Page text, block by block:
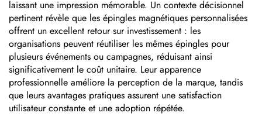
laissant une impression mémorable. Un contexte décisionnel
pertinent révèle que les épingles magnétiques personnalisées
offrent un excellent retour sur investissement : les
organisations peuvent réutiliser les mêmes épingles pour
plusieurs événements ou campagnes, réduisant ainsi
significativement le coût unitaire. Leur apparence
professionnelle améliore la perception de la marque, tandis
que leurs avantages pratiques assurent une satisfaction
utilisateur constante et une adoption répétée.